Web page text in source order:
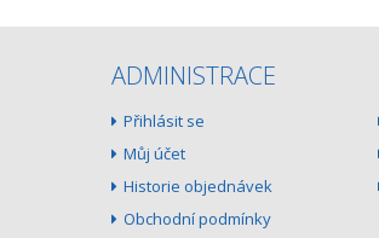
ADMINISTRACE
Přihlásit se
Můj účet
Historie objednávek
Obchodní podmínky